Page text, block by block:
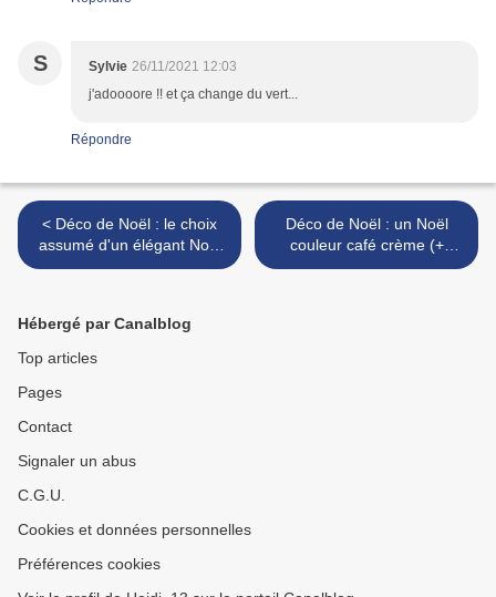
S Sylvie 26/11/2021 12:03
j'adoooore !! et ça change du vert...
Répondre
< Déco de Noël : le choix
assumé d'un élégant Noël
tout en noir
Déco de Noël : un Noël
couleur café crème (+
recette pavlova au café) >
Hébergé par Canalblog
Top articles
Pages
Contact
Signaler un abus
C.G.U.
Cookies et données personnelles
Préférences cookies